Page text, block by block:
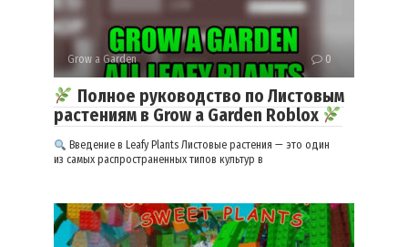
Grow a Garden 0
Полное руководство по Листовым
растениям в Grow a Garden Roblox
Введение в Leafy Plants Листовые растения — это один
из самых распространенных типов культур в